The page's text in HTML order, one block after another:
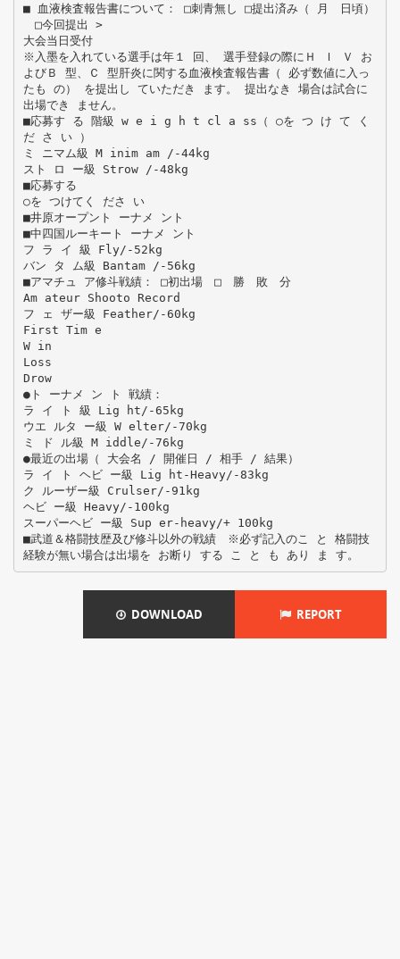
■ 血液検査報告書について： □刺青無し □提出済み（ 月 日頃）
□今回提出 >
大会当日受付
※入墨を入れている選手は年１ 回、 選手登録の際にＨ Ｉ Ｖ お
よびＢ 型、Ｃ 型肝炎に関する血液検査報告書（ 必ず数値に入っ
たも の） を提出し ていただき ます。 提出なき 場合は試合に
出場でき ません。
■応募す る 階級 w e i g h t cl a ss（ ○を つ け て く
だ さ い ）
ミ ニマム級 M inim am /-44kg
スト ロ ー級 Strow /-48kg
■応募する
○を つけてく ださ い
■井原オープント ーナメ ント
■中四国ルーキート ーナメ ント
フ ラ イ 級 Fly/-52kg
バン タ ム級 Bantam /-56kg
■アマチュ ア修斗戦績： □初出場 □ 勝 敗 分
Am ateur Shooto Record
フ ェ ザー級 Feather/-60kg
First Tim e
W in
Loss
Drow
●ト ーナメ ン ト 戦績：
ラ イ ト 級 Lig ht/-65kg
ウエ ルタ ー級 W elter/-70kg
ミ ド ル級 M iddle/-76kg
●最近の出場（ 大会名 / 開催日 / 相手 / 結果）
ラ イ ト ヘビ ー級 Lig ht-Heavy/-83kg
ク ルーザー級 Crulser/-91kg
ヘビ ー級 Heavy/-100kg
スーパーヘビ ー級 Sup er-heavy/+ 100kg
■武道＆格闘技歴及び修斗以外の戦績 ※必ず記入のこ と 格闘技
DOWNLOAD REPORT